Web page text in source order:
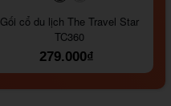
Gối cổ du lịch The Travel Star
TC360
279.000₫